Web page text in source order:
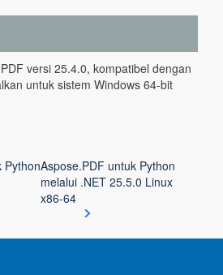
versi 25.4.0, kompatibel dengan
untuk sistem Windows 64-bit
PythonAspose.PDF untuk Python
melalui .NET 25.5.0 Linux
x86-64